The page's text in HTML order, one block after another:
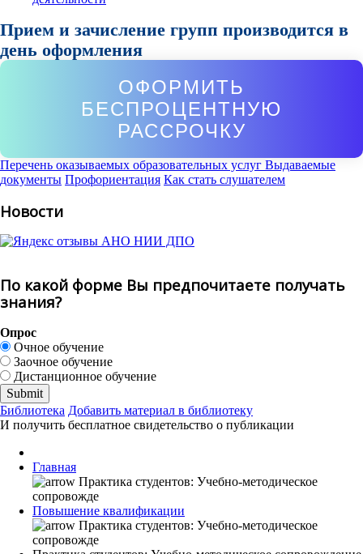
Прием и зачисление групп производится в
день оформления
ОФОРМИТЬ
БЕСПРОЦЕНТНУЮ
РАССРОЧКУ
Перечень оказываемых образовательных услуг Выдаваемые
документы Профориентация Как стать слушателем
Новости
По какой форме Вы предпочитаете получать
знания?
Опрос
Очное обучение
Заочное обучение
Дистанционное обучение
Библиотека Добавить материал в библиотеку
И получить бесплатное свидетельство о публикации
Главная
Повышение квалификации